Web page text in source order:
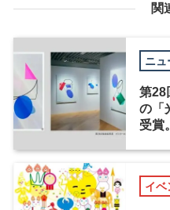
関
ニュ
第28
の「
受賞
イベ